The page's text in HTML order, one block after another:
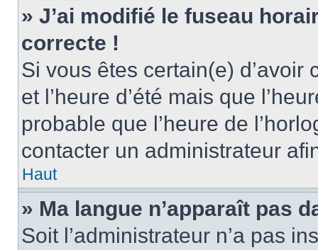
» J’ai modifié le fuseau
correcte !
Si vous êtes certain(e)
et l’heure d’été mais que
probable que l’heure de
contacter un administrateur
Haut
» Ma langue n’apparaît pas
Soit l’administrateur n’a pas